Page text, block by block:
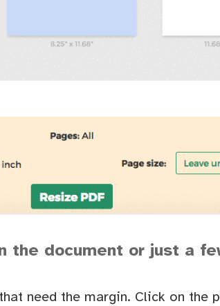
the document or just a
need the margin. Click on the